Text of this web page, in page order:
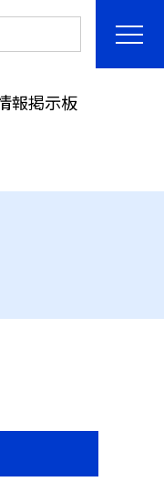
報掲示板